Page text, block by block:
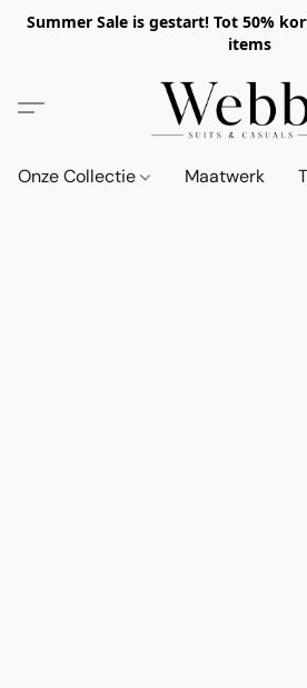
Summer Sale is gestart! Tot 50%
items
Onze Collectie Maatwerk